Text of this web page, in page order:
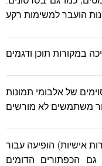
של אלבומי תמונות
אישיות) הופיעה עבור
גם הכפתורים הדומים